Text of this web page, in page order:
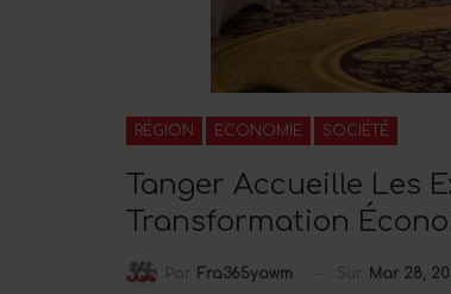
RÉGION ECONOMIE SOCIÉTÉ
Tanger Accueille Les
Transformation
Par Fra365yawm Sur Mar 28,